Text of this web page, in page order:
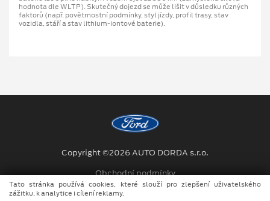
hodnota dle WLTP). Skutečný dojezd se může lišit v důsledku různých
faktorů (např. povětrnostní podmínky, styl jízdy, profil trasy, stav
vozidla, stáří a stav lithium-iontové baterie).
Copyright ©2026 AUTO DORDA s.r.o.
Obchodní podmínky
Ochrana osobních údajů
Tato stránka používá cookies, které slouží pro zlepšení uživatelského
zážitku, k analytice i cílení reklamy.